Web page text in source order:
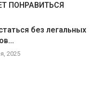
ПОНРАВИТЬСЯ
без легальных
2025